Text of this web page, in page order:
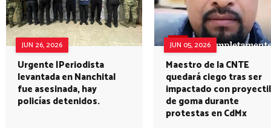
JUN 26, 2026
Urgente |Periodista
levantada en Nanchital
fue asesinada, hay
policías detenidos.
JUN 05, 2026
Maestro de la CNTE
quedará ciego tras ser
impactado con proyectil
de goma durante
protestas en CdMx